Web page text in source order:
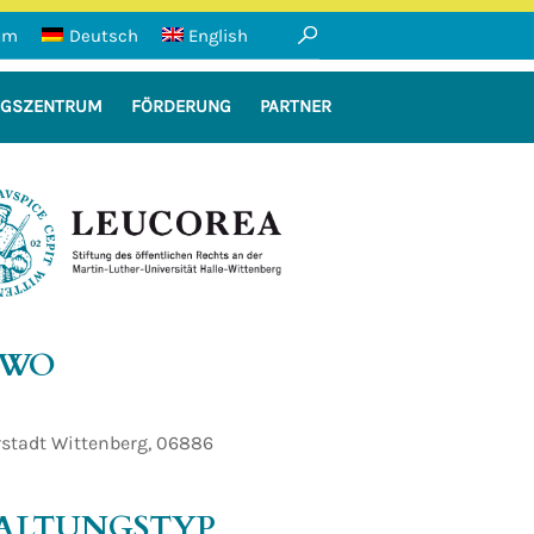
Deutsch English
FÖRDERUNG PARTNER
Wittenberg
Wittenberg, 06886